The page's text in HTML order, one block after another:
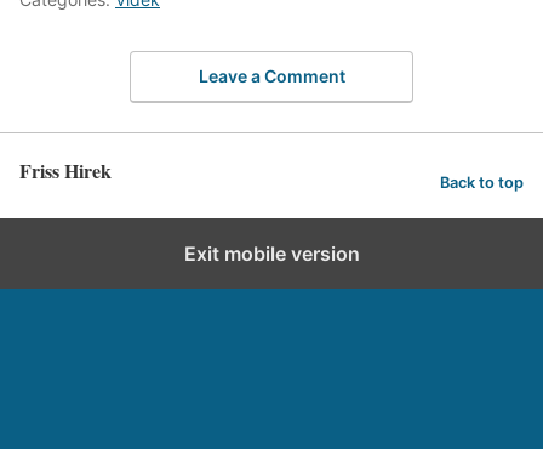
Leave a Comment
Friss Hirek Back to top
Exit mobile version